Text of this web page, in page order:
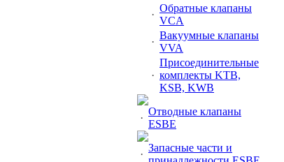
·
Обратные клапаны
VCA
·
Вакуумные клапаны
VVA
·
Присоединительные
комплекты KTB,
KSB, KWB
·
Отводные клапаны
ESBE
·
Запасные части и